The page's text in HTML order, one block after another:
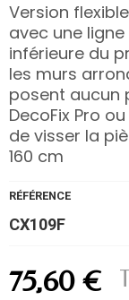
Version
avec une
inférieure du
les murs
posent aucun
DecoFix Pro
de visser la
160 cm
RÉFÉRENCE
CX109F
75,60 €